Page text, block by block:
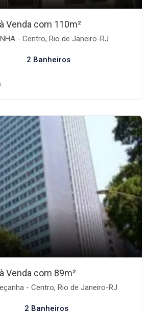
Venda com 110m²
- Centro, Rio de Janeiro-RJ
2 Banheiros
Venda com 89m²
- Centro, Rio de Janeiro-RJ
2 Banheiros